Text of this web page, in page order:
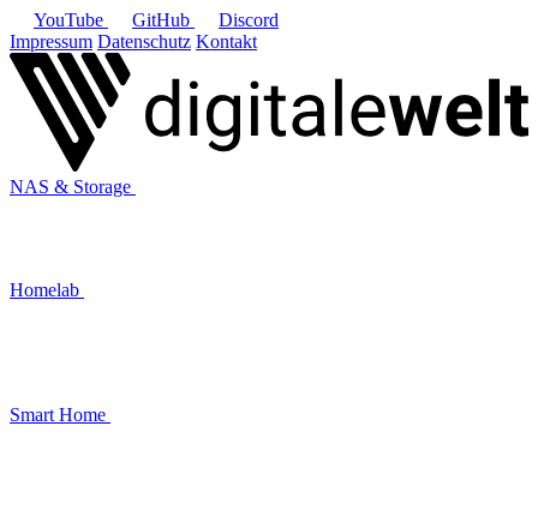
YouTube GitHub
Discord
Impressum Datenschutz Kontakt
NAS & Storage
Homelab
Smart Home